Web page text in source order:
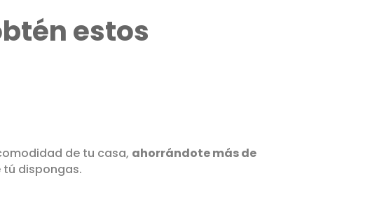
estos
de tu casa, ahorrándote más de
tú dispongas.